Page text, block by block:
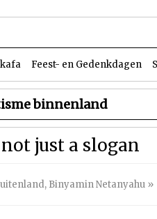
Feest- en Gedenkdagen
binnenland
just a slogan
, Binyamin Netanyahu »